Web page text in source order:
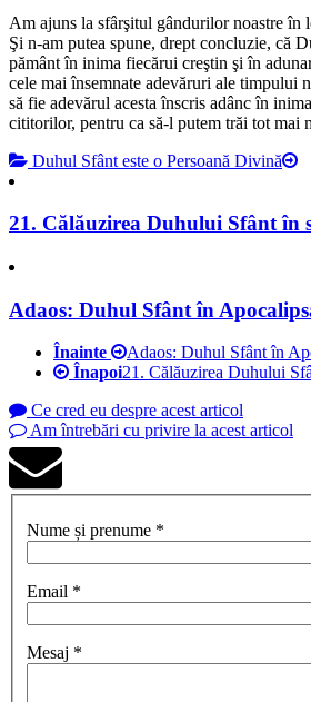
Am ajuns la sfârşitul gândurilor noastre în
Şi n-am putea spune, drept concluzie, că
pământ în inima fiecărui creştin şi în
cele mai însemnate adevăruri ale timpului
să fie adevărul acesta înscris adânc în
cititorilor, pentru ca să-l putem trăi tot mai
Duhul Sfânt este o Persoană Divină
21. Călăuzirea Duhului Sfânt în
Adaos: Duhul Sfânt în
Înainte
Adaos: Duhul Sfânt în
Înapoi21. Călăuzirea Duhului
Ce cred eu despre acest articol
Am întrebări cu privire la acest articol
Nume și prenume *
Email *
Mesaj *